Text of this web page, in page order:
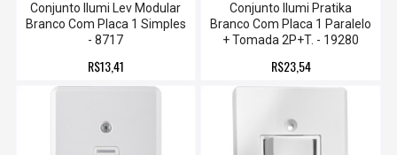
Conjunto Ilumi Lev Modular
Branco Com Placa 1 Simples
- 8717
R$13,41
Conjunto Ilumi Pratika
Branco Com Placa 1 Paralelo
+ Tomada 2P+T. - 19280
R$23,54